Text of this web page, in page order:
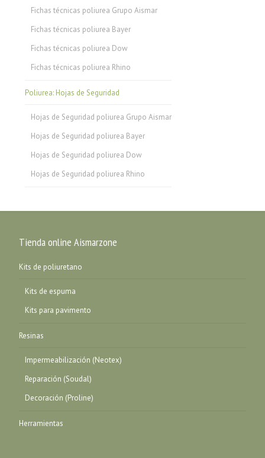
Fichas técnicas poliurea Grupo Aismar
Fichas técnicas poliurea Bayer
Fichas técnicas poliurea Dow
Fichas técnicas poliurea Rhino
Poliurea: Hojas de Seguridad
Hojas de Seguridad poliurea Grupo Aismar
Hojas de Seguridad poliurea Bayer
Hojas de Seguridad poliurea Dow
Hojas de Seguridad poliurea Rhino
Tienda online Aismarzone
Kits de poliuretano
Kits de espuma
Kits para pavimento
Resinas
Impermeabilización (Neotex)
Reparación (Soudal)
Decoración (Proline)
Herramientas